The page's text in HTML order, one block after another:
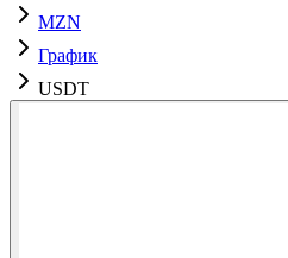
MZN
График
USDT